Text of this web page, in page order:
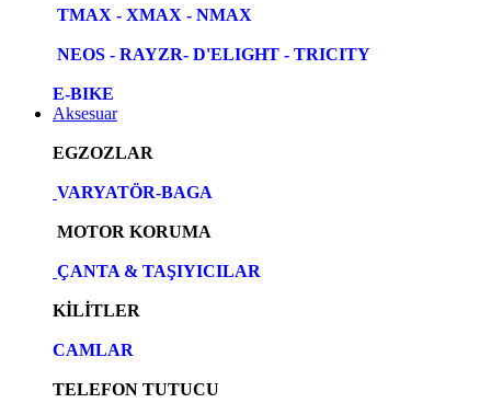
TMAX - XMAX - NMAX
NEOS - RAYZR- D'ELIGHT - TRICITY
E-BIKE
Aksesuar
EGZOZLAR
VARYATÖR-BAGA
MOTOR KORUMA
ÇANTA & TAŞIYICILAR
KİLİTLER
CAMLAR
TELEFON TUTUCU